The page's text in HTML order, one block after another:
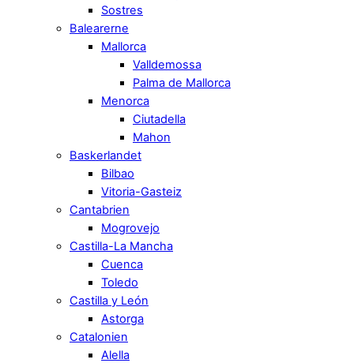
Sostres
Balearerne
Mallorca
Valldemossa
Palma de Mallorca
Menorca
Ciutadella
Mahon
Baskerlandet
Bilbao
Vitoria-Gasteiz
Cantabrien
Mogrovejo
Castilla-La Mancha
Cuenca
Toledo
Castilla y León
Astorga
Catalonien
Alella